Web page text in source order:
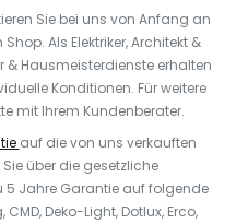
Sie bei uns von Anfang an
Als Elektriker, Architekt &
& Hausmeisterdienste erhalten
Konditionen. Für weitere
mit Ihrem Kundenberater.
auf die von uns verkauften
über die gesetzliche
5 Jahre Garantie auf folgende
Deko-Light, Dotlux, Erco,